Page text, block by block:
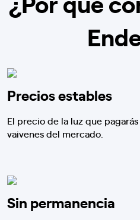
Precios estables
El precio de la luz que
vaivenes del mercado.
Sin permanencia